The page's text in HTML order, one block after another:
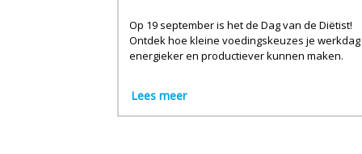
Op 19 september is het de Dag van de Diëtist!
Ontdek hoe kleine voedingskeuzes je werkdag
energieker en productiever kunnen maken.
Lees meer